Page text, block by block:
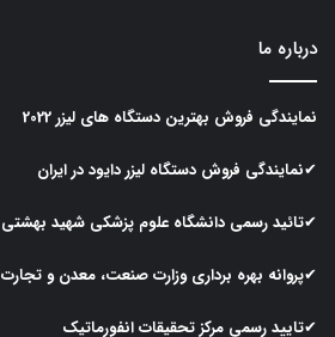
درباره ما
نمایندگی فروش بهترین دستگاه های لیزر
✔نمایندگی فروش دستگاه لیزردایود در ایران
✔تائید رسمی دانشگاه علوم پزشکی شهید بهشتی
✔پروانه بهره برداری وزارت صنعت، معدن و تجارت
✔تایید رسمی مرکز تحقیقات انفورماتیک